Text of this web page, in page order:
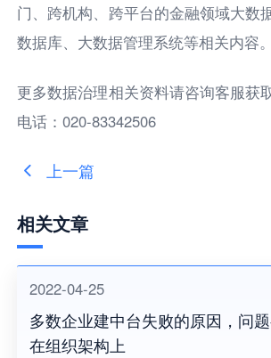
门、跨机构、跨平台的金融领域大数
数据库、大数据管理系统等相关内容。
更多数据治理相关资料请咨询客服获
电话：020-83342506
上一篇
相关文章
2022-04-25
多数企业建中台失败的原因，问
在组织架构上